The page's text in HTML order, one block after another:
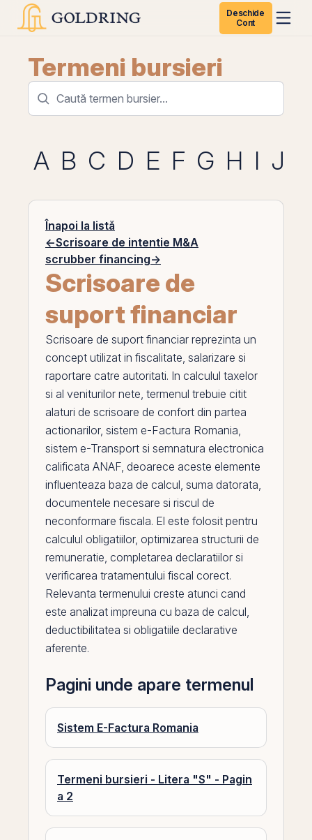
Deschide
Cont
Termeni bursieri
A B C D E F G H I J
Înapoi la listă
←Scrisoare de intentie M&A
scrubber financing→
Scrisoare de
suport financiar
Scrisoare de suport financiar reprezinta un
concept utilizat in fiscalitate, salarizare si
raportare catre autoritati. In calculul taxelor
si al veniturilor nete, termenul trebuie citit
alaturi de scrisoare de confort din partea
actionarilor, sistem e-Factura Romania,
sistem e-Transport si semnatura electronica
calificata ANAF, deoarece aceste elemente
influenteaza baza de calcul, suma datorata,
documentele necesare si riscul de
neconformare fiscala. El este folosit pentru
calculul obligatiilor, optimizarea structurii de
remuneratie, completarea declaratiilor si
verificarea tratamentului fiscal corect.
Relevanta termenului creste atunci cand
este analizat impreuna cu baza de calcul,
deductibilitatea si obligatiile declarative
aferente.
Pagini unde apare termenul
Sistem E-Factura Romania
Termeni bursieri - Litera "S" - Pagin
a 2